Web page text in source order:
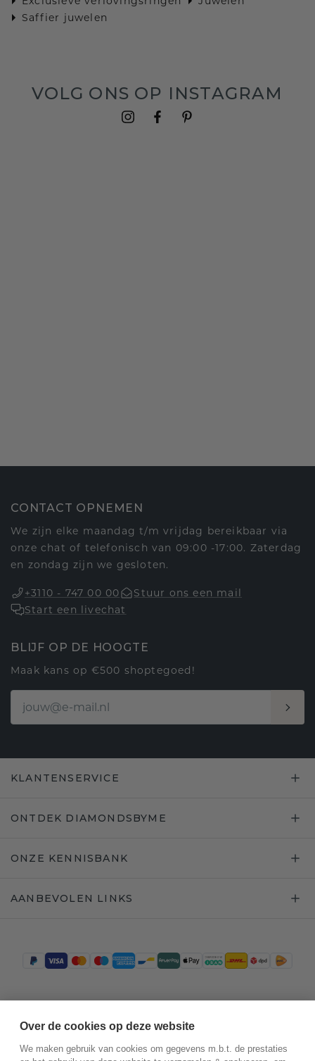
Saffier juwelen
VOLG ONS OP INSTAGRAM
CONTACT OPNEMEN
We zijn elke maandag t/m vrijdag bereikbaar via
onze chat of telefonisch van 09:00 -17:00. Zaterdag
en zondag zijn we gesloten.
+3110 - 747 00 00
Stuur ons een mail
Start een livechat
BLIJF OP DE HOOGTE
Maak kans op €500 shoptegoed!
KLANTENSERVICE
ONTDEK DIAMONDSBYME
ONZE KENNISBANK
AANBEVOLEN LINKS
Over de cookies op deze website
We maken gebruik van cookies om gegevens m.b.t. de prestaties